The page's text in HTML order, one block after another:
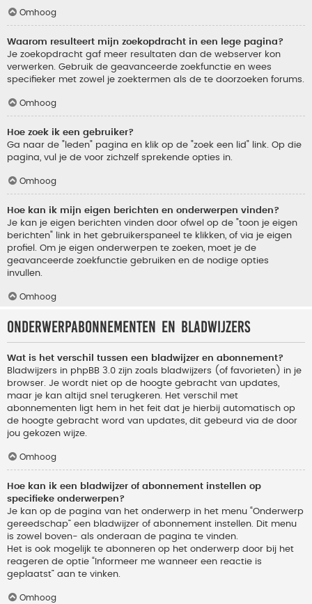
Omhoog
Waarom resulteert mijn zoekopdracht in een lege pagina?
Je zoekopdracht gaf meer resultaten dan de webserver kon
verwerken. Gebruik de geavanceerde zoekfunctie en wees
specifieker met zowel je zoektermen als de te doorzoeken forums.
Omhoog
Hoe zoek ik een gebruiker?
Ga naar de "leden" pagina en klik op de "zoek een lid" link. Op die
pagina, vul je de voor zichzelf sprekende opties in.
Omhoog
Hoe kan ik mijn eigen berichten en onderwerpen vinden?
Je kan je eigen berichten vinden door ofwel op de "toon je eigen
berichten" link in het gebruikerspaneel te klikken, of via je eigen
profiel. Om je eigen onderwerpen te zoeken, moet je de
geavanceerde zoekfunctie gebruiken en de nodige opties
invullen.
Omhoog
Onderwerpabonnementen en bladwijzers
Wat is het verschil tussen een bladwijzer en abonnement?
Bladwijzers in phpBB 3.0 zijn zoals bladwijzers (of favorieten) in je
browser. Je wordt niet op de hoogte gebracht van updates,
maar je kan altijd snel terugkeren. Het verschil met
abonnementen ligt hem in het feit dat je hierbij automatisch op
de hoogte gebracht word van updates, dit gebeurd via de door
jou gekozen wijze.
Omhoog
Hoe kan ik een bladwijzer of abonnement instellen op
specifieke onderwerpen?
Je kan op de pagina van het onderwerp in het menu “Onderwerp
gereedschap” een bladwijzer of abonnement instellen. Dit menu
is zowel boven- als onderaan de pagina te vinden.
Het is ook mogelijk te abonneren op het onderwerp door bij het
reageren de optie “Informeer me wanneer een reactie is
geplaatst” aan te vinken.
Omhoog